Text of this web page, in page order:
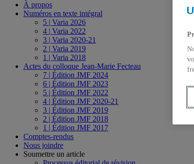
À propos
Numéros en texte intégral
5 | Varia 2026
4 | Varia 2022
3 | Varia 2020-21
2 | Varia 2019
1 | Varia 2018
Actes du colloque Jean-Marie Fecteau
7 | Édition JMF 2024
6 | Édition JMF 2023
5 | Édition JMF 2022
4 | Édition JMF 2020-21
3 | Édition JMF 2019
2 | Édition JMF 2018
1 | Édition JMF 2017
Comptes-rendus
Nous joindre
Soumettre un article